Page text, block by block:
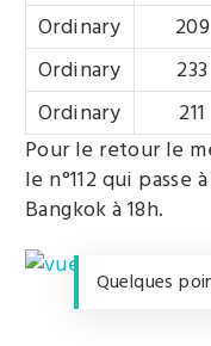
Ordinary
209
Ordinary
233
Ordinary
211
Pour le retour le
le n°112 qui passe
Bangkok à 18h.
Quelques